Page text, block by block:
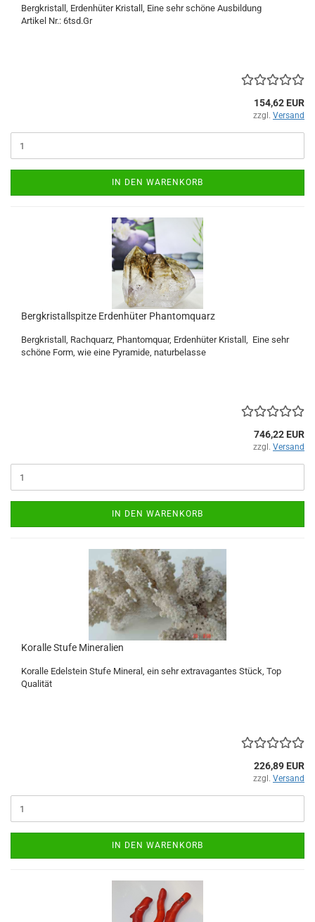
Bergkristall, Erdenhüter Kristall, Eine sehr schöne Ausbildung
Artikel Nr.: 6tsd.Gr
154,62 EUR
zzgl. Versand
IN DEN WARENKORB
Bergkristallspitze Erdenhüter Phantomquarz
Bergkristall, Rachquarz, Phantomquar, Erdenhüter Kristall, Eine sehr
schöne Form, wie eine Pyramide, naturbelasse
746,22 EUR
zzgl. Versand
IN DEN WARENKORB
Koralle Stufe Mineralien
Koralle Edelstein Stufe Mineral, ein sehr extravagantes Stück, Top
Qualität
226,89 EUR
zzgl. Versand
IN DEN WARENKORB